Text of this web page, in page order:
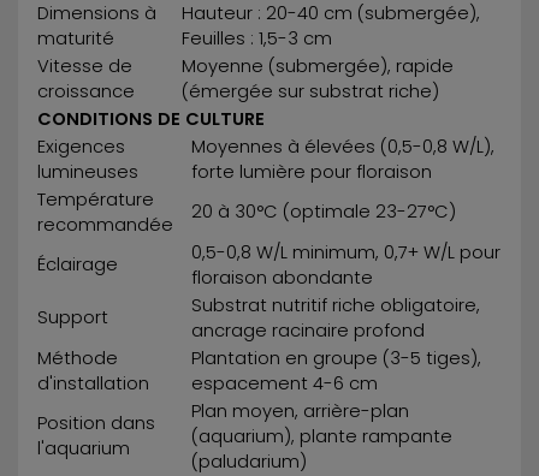
Dimensions à
maturité
Hauteur : 20-40 cm (submergée),
Feuilles : 1,5-3 cm
Vitesse de
croissance
Moyenne (submergée), rapide
(émergée sur substrat riche)
CONDITIONS DE CULTURE
Exigences
lumineuses
Moyennes à élevées (0,5-0,8 W/L),
forte lumière pour floraison
Température
recommandée
20 à 30°C (optimale 23-27°C)
Éclairage
0,5-0,8 W/L minimum, 0,7+ W/L pour
floraison abondante
Support
Substrat nutritif riche obligatoire,
ancrage racinaire profond
Méthode
d'installation
Plantation en groupe (3-5 tiges),
espacement 4-6 cm
Position dans
l'aquarium
Plan moyen, arrière-plan
(aquarium), plante rampante
(paludarium)